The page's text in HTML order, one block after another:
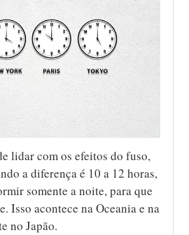
lidar com os efeitos do fuso,
a diferença é 10 a 12 horas,
somente a noite, para que
Isso acontece na Oceania e na
no Japão.